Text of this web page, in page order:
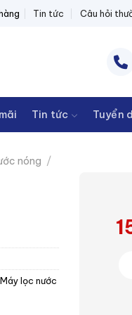
THANH CHÂU
Tin tức Câu hỏi
Tin tức Tuyển
nóng /
Máy lọc nước